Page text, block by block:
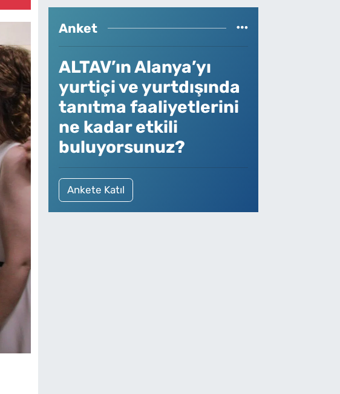
Anket
ALTAV’ın Alanya’yı
yurtiçi ve yurtdışında
tanıtma faaliyetlerini
ne kadar etkili
buluyorsunuz?
Ankete Katıl